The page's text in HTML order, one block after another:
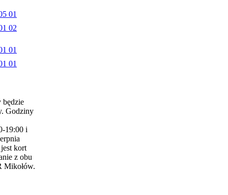
będzie
Godziny
19:00 i
kort
z obu
Mikołów.